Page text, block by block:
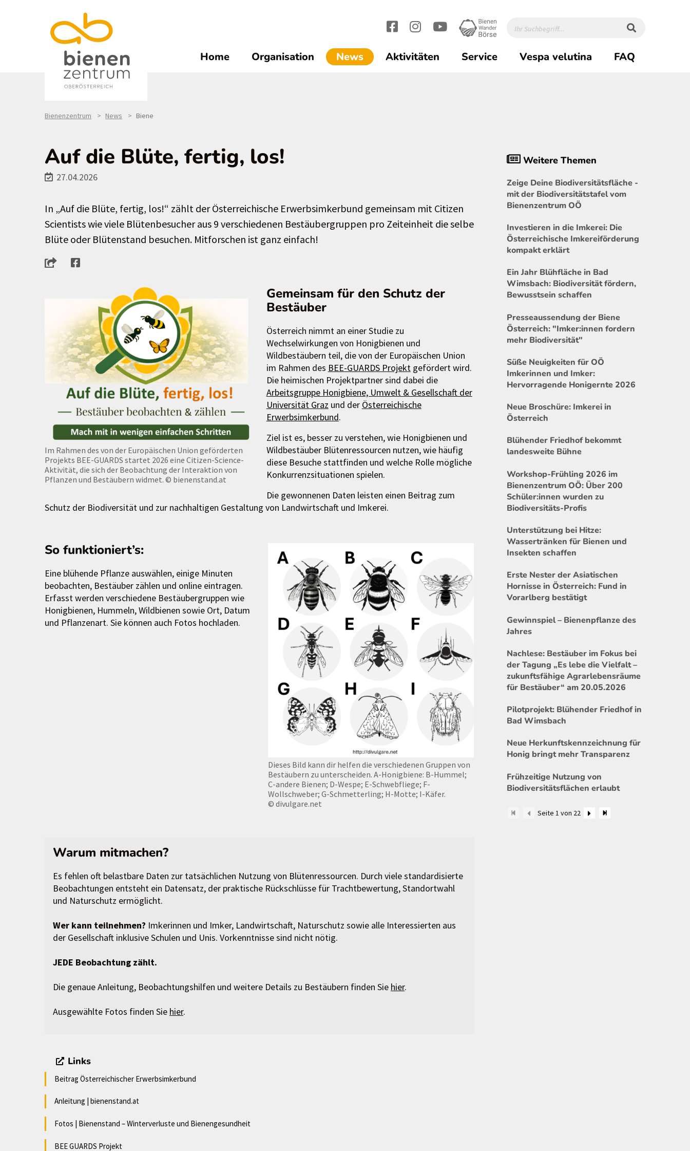
Home Organisation News(current)1
Aktivitäten Service Vespa velutina FAQ
Bienenzentrum News Biene
Auf die Blüte, fertig, los!
27.04.2026
In „Auf die Blüte, fertig, los!“ zählt der Österreichische Erwerbsimkerbund gemeinsam mit Citizen
Scientists wie viele Blütenbesucher aus 9 verschiedenen Bestäubergruppen pro Zeiteinheit die selbe
Blüte oder Blütenstand besuchen. Mitforschen ist ganz einfach!
Im Rahmen des von der Europäischen Union geförderten
Projekts BEE-GUARDS startet 2026 eine Citizen-Science-
Aktivität, die sich der Beobachtung der Interaktion von
Pflanzen und Bestäubern widmet. © bienenstand.at
Gemeinsam für den Schutz der
Bestäuber
Österreich nimmt an einer Studie zu
Wechselwirkungen von Honigbienen und
Wildbestäubern teil, die von der Europäischen Union
im Rahmen des BEE-GUARDS Projektgefördert wird.
Die heimischen Projektpartner sind dabei die
Arbeitsgruppe Honigbiene, Umwelt & Gesellschaft der
Universität Graz und der Österreichische
Erwerbsimkerbund.
Ziel ist es, besser zu verstehen, wie Honigbienen und
Wildbestäuber Blütenressourcen nutzen, wie häufig
diese Besuche stattfinden und welche Rolle mögliche
Konkurrenzsituationen spielen.
Die gewonnenen Daten leisten einen Beitrag zum
Schutz der Biodiversität und zur nachhaltigen Gestaltung von Landwirtschaft und Imkerei.
Dieses Bild kann dir helfen die verschiedenen Gruppen von
Bestäubern zu unterscheiden. A-Honigbiene: B-Hummel;
C-andere Bienen; D-Wespe; E-Schwebfliege; F-
Wollschweber; G-Schmetterling; H-Motte; I-Käfer.
© divulgare.net
So funktioniert’s:
Eine blühende Pflanze auswählen, einige Minuten
beobachten, Bestäuber zählen und online eintragen.
Erfasst werden verschiedene Bestäubergruppen wie
Honigbienen, Hummeln, Wildbienen sowie Ort, Datum
und Pflanzenart. Sie können auch Fotos hochladen.
Warum mitmachen?
Es fehlen oft belastbare Daten zur tatsächlichen Nutzung von Blütenressourcen. Durch viele standardisierte
Beobachtungen entsteht ein Datensatz, der praktische Rückschlüsse für Trachtbewertung, Standortwahl
und Naturschutz ermöglicht.
Wer kann teilnehmen? Imkerinnen und Imker, Landwirtschaft, Naturschutz sowie alle Interessierten aus
der Gesellschaft inklusive Schulen und Unis. Vorkenntnisse sind nicht nötig.
JEDE Beobachtung zählt.
Die genaue Anleitung, Beobachtungshilfen und weitere Details zu Bestäubern finden Sie hier.
Ausgewählte Fotos finden Sie hier.
Links
Beitrag Österreichischer Erwerbsimkerbund
Anleitung | bienenstand.at
Fotos | Bienenstand – Winterverluste und Bienengesundheit
BEE GUARDS Projekt
Weitere Themen
Zeige Deine Biodiversitätsfläche -
mit der Biodiversitätstafel vom
Bienenzentrum OÖ
Investieren in die Imkerei: Die
Österreichische Imkereiförderung
kompakt erklärt
Ein Jahr Blühfläche in Bad
Wimsbach: Biodiversität fördern,
Bewusstsein schaffen
Presseaussendung der Biene
Österreich: "Imker:innen fordern
mehr Biodiversität"
Süße Neuigkeiten für OÖ
Imkerinnen und Imker:
Hervorragende Honigernte 2026
Neue Broschüre: Imkerei in
Österreich
Blühender Friedhof bekommt
landesweite Bühne
Workshop-Frühling 2026 im
Bienenzentrum OÖ: Über 200
Schüler:innen wurden zu
Biodiversitäts-Profis
Unterstützung bei Hitze:
Wassertränken für Bienen und
Insekten schaffen
Erste Nester der Asiatischen
Hornisse in Österreich: Fund in
Vorarlberg bestätigt
Gewinnspiel – Bienenpflanze des
Jahres
Nachlese: Bestäuber im Fokus bei
der Tagung „Es lebe die Vielfalt –
zukunftsfähige Agrarlebensräume
für Bestäuber“ am 20.05.2026
Pilotprojekt: Blühender Friedhof in
Bad Wimsbach
Neue Herkunftskennzeichnung für
Honig bringt mehr Transparenz
Frühzeitige Nutzung von
Biodiversitätsflächen erlaubt
Seite 1 von 22